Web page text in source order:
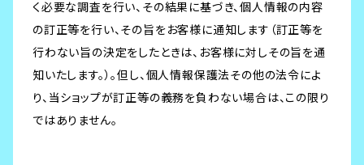
く必要な調査を行い、その結果に基づき、個人情報の内容
の訂正等を行い、その旨をお客様に通知します（訂正等を
行わない旨の決定をしたときは、お客様に対しその旨を通
知いたします。）。但し、個人情報保護法その他の法令によ
り、当ショップが訂正等の義務を負わない場合は、この限り
ではありません。